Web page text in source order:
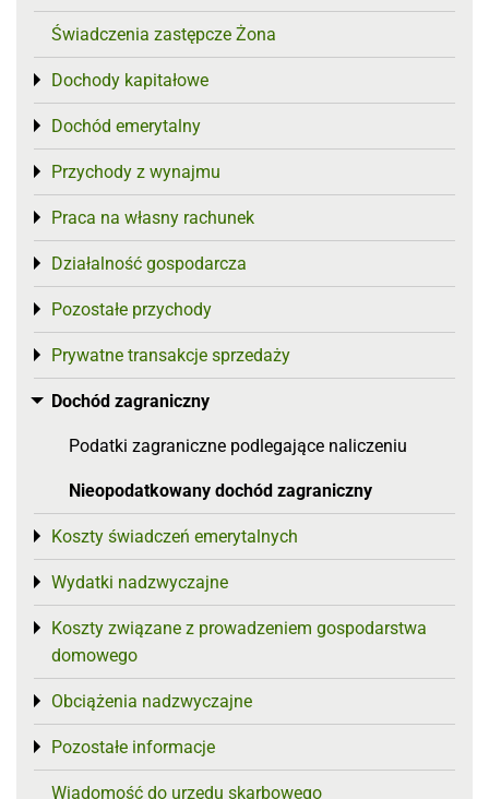
Świadczenia zastępcze Żona
Dochody kapitałowe
Toggle menu
Dochód emerytalny
Toggle menu
Przychody z wynajmu
Toggle menu
Praca na własny rachunek
Toggle menu
Działalność gospodarcza
Toggle menu
Pozostałe przychody
Toggle menu
Prywatne transakcje sprzedaży
Toggle menu
Dochód zagraniczny
Toggle menu
Podatki zagraniczne podlegające naliczeniu
Nieopodatkowany dochód zagraniczny
Koszty świadczeń emerytalnych
Toggle menu
Wydatki nadzwyczajne
Toggle menu
Koszty związane z prowadzeniem gospodarstwa
domowego
Toggle menu
Obciążenia nadzwyczajne
Toggle menu
Pozostałe informacje
Toggle menu
Wiadomość do urzędu skarbowego